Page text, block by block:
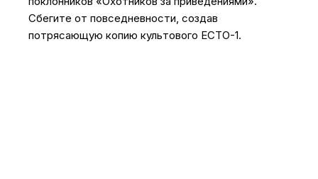
Сбегите от повседневности, создав
потрясающую копию культового ECTO-1.